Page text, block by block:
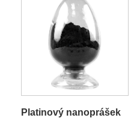
Platinový nanoprášek